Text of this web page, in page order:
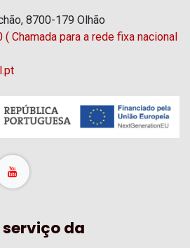
8700-179 Olhão
Chamada para a rede fixa nacional
da